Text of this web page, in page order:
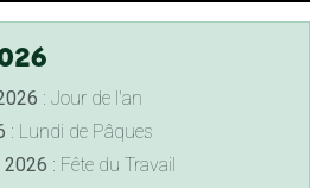
: Jour de l'an
: Lundi de Pâques
2026 : Fête du Travail